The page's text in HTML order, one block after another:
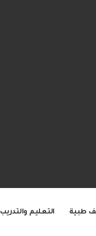
طبية التعليم والتدريب